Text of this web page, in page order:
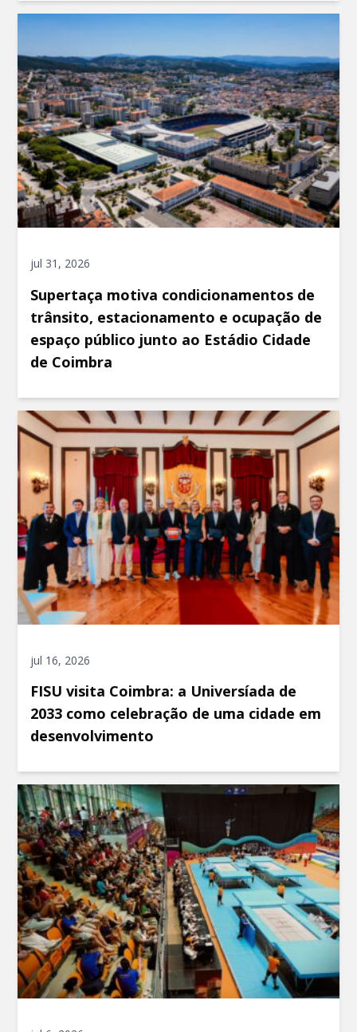
jul 31, 2026
Supertaça motiva condicionamentos de
trânsito, estacionamento e ocupação de
espaço público junto ao Estádio Cidade
de Coimbra
jul 16, 2026
FISU visita Coimbra: a Universíada de
2033 como celebração de uma cidade em
desenvolvimento